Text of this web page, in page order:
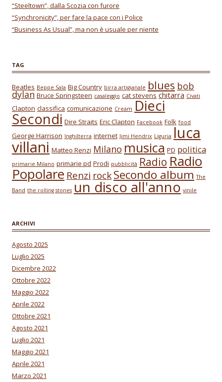
“Steeltown”, dalla Scozia con furore
“Synchronicity”, per fare la pace con i Police
“Business As Usual”, ma non è usuale per niente
TAG
Beatles Beppe Sala Big Country birra artigianale blues bob
dylan Bruce Springsteen casaleggio cat stevens chitarra Civati
Clapton classifica comunicazione Cream Dieci
Secondi Dire Straits Eric Clapton Facebook Folk food
George Harrison Inghilterra internet Jimi Hendrix Liguria luca
villani Matteo Renzi Milano musica PD politica
primarie Milano primarie pd Prodi pubblicità Radio Radio
Popolare Renzi rockSecondo album The
Band the rolling stones un disco all'anno vinile
ARCHIVI
Agosto 2025
Luglio 2025
Dicembre 2022
Ottobre 2022
Maggio 2022
Aprile 2022
Ottobre 2021
Agosto 2021
Luglio 2021
Maggio 2021
Aprile 2021
Marzo 2021